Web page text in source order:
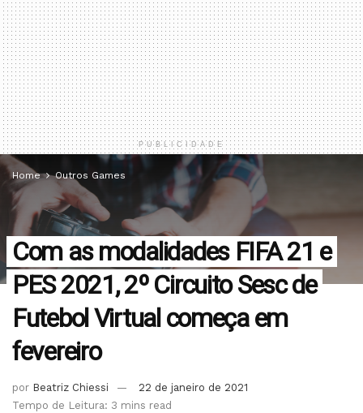
PUBLICIDADE
Home Outros Games
Com as modalidades FIFA 21 e
PES 2021, 2º Circuito Sesc de
Futebol Virtual começa em
fevereiro
por Beatriz Chiessi
22 de janeiro de 2021
Tempo de Leitura: 3 mins read